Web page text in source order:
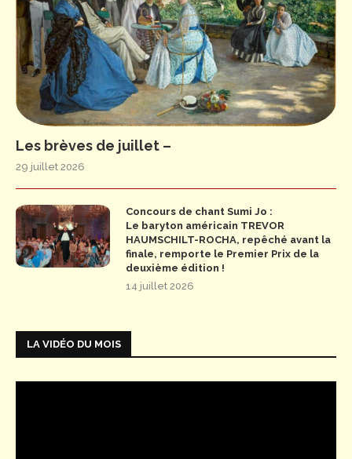
Les brèves de juillet –
29 juillet 2026
Concours de chant Sumi Jo :
Le baryton américain TREVOR
HAUMSCHILT-ROCHA, repêché avant la
finale, remporte le Premier Prix de la
deuxième édition !
14 juillet 2026
LA VIDÉO DU MOIS